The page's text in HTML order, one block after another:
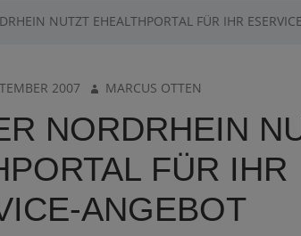
NUTZT EHEALTHPORTAL FÜR IHR
2007 AUTHOR
MARCUS OTTEN
NORDRHEIN
FÜR IHR
ANGEBOT